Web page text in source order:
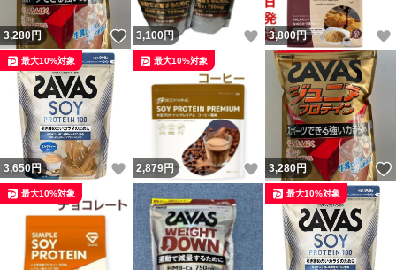
3,280円 いいね！
3,100円 いいね！
3,800円
3,650円 いいね！
最大10%対象
2,879円 いいね！
最大10%対象
3,280円
最大10%対象 最大10%対象